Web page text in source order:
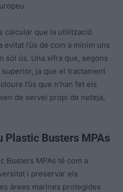
calcular que la utilització
evitat l’ús de com a mínim uns
sòl ús. Una xifra que, segons
superior, ja que el tractament
l’ús que n’han fet els
de servei propi de neteja,
Plastic Busters MPAs
Busters MPAs té com a
i preservar els
àrees marines protegides